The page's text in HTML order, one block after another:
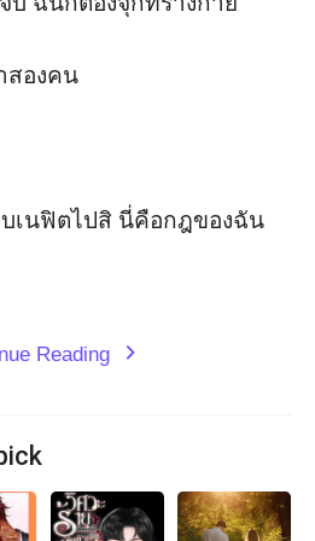
สองคน
บเนฟิตไปสิ นี่คือกฎของฉัน
Reading expand_more